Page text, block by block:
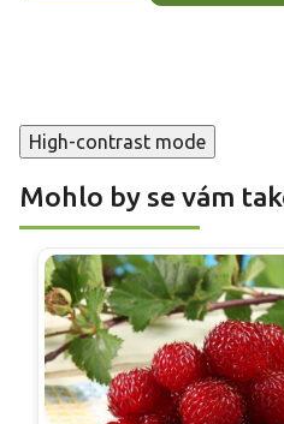
High-contrast mode
Mohlo by se vám